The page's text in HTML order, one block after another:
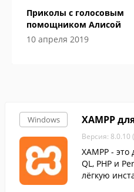
Приколы с голосовым
помощником Алисой
10 апреля 2019
Windows XAMPP
Версия: 8.0.10
XAMPP -
QL, PHP и
лёгкую